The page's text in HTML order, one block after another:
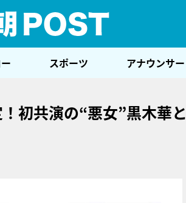
スポーツ アナウンサー
初共演の“悪女”黒木華と